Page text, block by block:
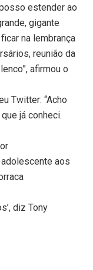
estender ao
gigante
na lembrança
reunião da
afirmou o
Twitter: “Acho
já conheci.
aos
diz Tony